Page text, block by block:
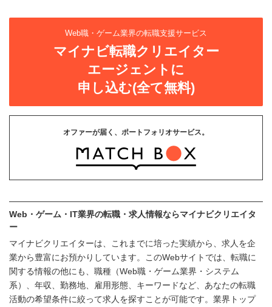
Web職・ゲーム業界の転職支援サービス
マイナビ転職クリエイター
エージェントに
申し込む(全て無料)
オファーが届く、ポートフォリオサービス。
Web・ゲーム・IT業界の転職・求人情報ならマイナビクリエイタ
ー
マイナビクリエイターは、これまでに培った実績から、求人を企
業から豊富にお預かりしています。このWebサイトでは、転職に
関する情報の他にも、職種（Web職・ゲーム業界・システム
系）、年収、勤務地、雇用形態、キーワードなど、あなたの転職
活動の希望条件に絞って求人を探すことが可能です。業界トップ